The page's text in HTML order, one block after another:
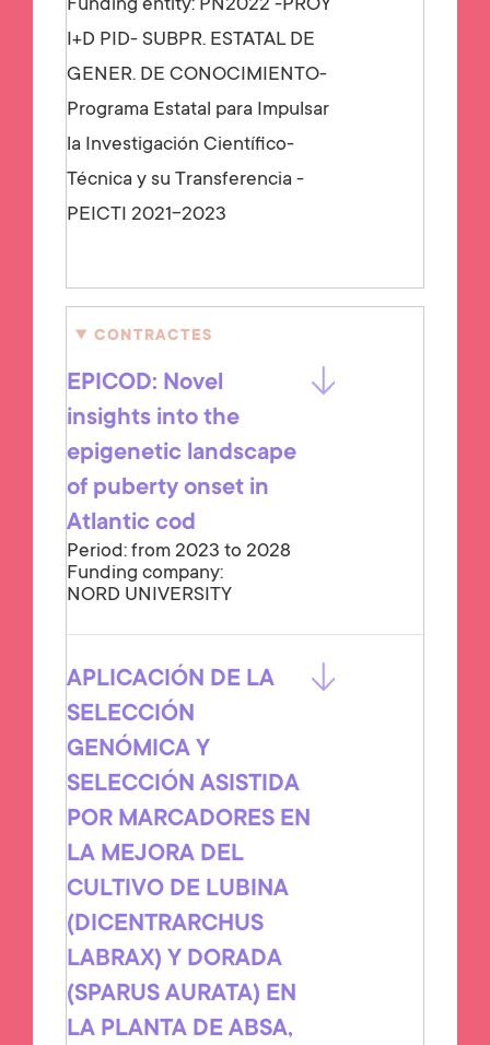
Funding entity: PN2022 -PROY
I+D PID- SUBPR. ESTATAL DE
GENER. DE CONOCIMIENTO-
Programa Estatal para Impulsar
la Investigación Científico-
Técnica y su Transferencia -
PEICTI 2021-2023
CONTRACTES
EPICOD: Novel
insights into the
epigenetic landscape
of puberty onset in
Atlantic cod
Period: from 2023 to 2028
Funding company:
NORD UNIVERSITY
APLICACIÓN DE LA
SELECCIÓN
GENÓMICA Y
SELECCIÓN ASISTIDA
POR MARCADORES EN
LA MEJORA DEL
CULTIVO DE LUBINA
(DICENTRARCHUS
LABRAX) Y DORADA
(SPARUS AURATA) EN
LA PLANTA DE ABSA,